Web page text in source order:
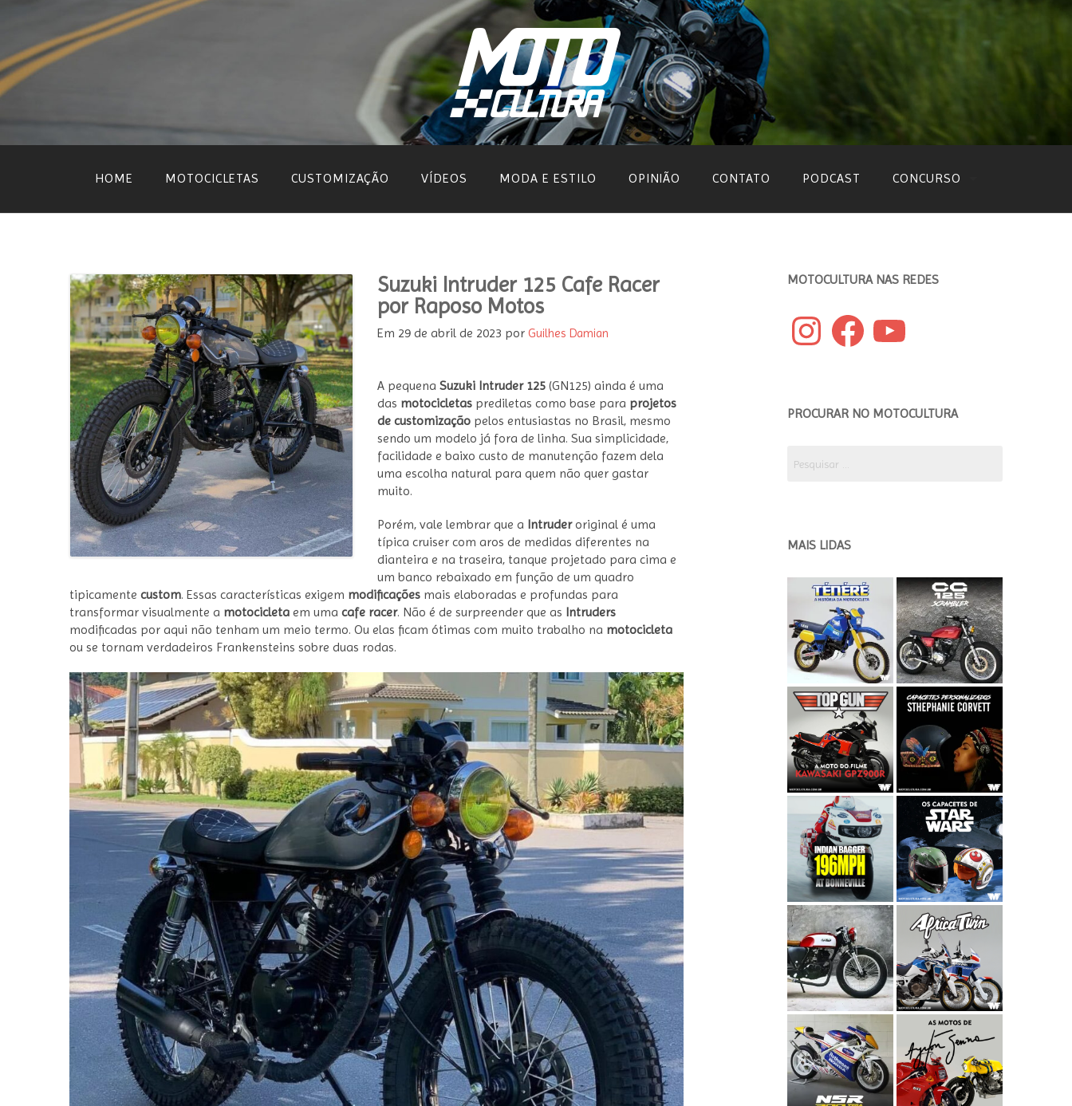
content
HOME MOTOCICLETAS CUSTOMIZAÇÃO VÍDEOS MODA E ESTILO OPINIÃO CONTATO PODCAST CONCURSO
EDIÇÃO 2019
Suzuki Intruder 125 Cafe Racer
por Raposo Motos
Em 29 de abril de 2023 por Guilhes Damian
A pequena Suzuki Intruder 125 (GN125) ainda é uma
das motocicletas prediletas como base para projetos
de customização pelos entusiastas no Brasil, mesmo
sendo um modelo já fora de linha. Sua simplicidade,
facilidade e baixo custo de manutenção fazem dela
uma escolha natural para quem não quer gastar
muito.
Porém, vale lembrar que a Intruderoriginal é uma
típica cruiser com aros de medidas diferentes na
dianteira e na traseira, tanque projetado para cima e
um banco rebaixado em função de um quadro
tipicamente custom. Essas características exigem modificações mais elaboradas e profundas para
transformar visualmente a motocicleta em uma cafe racer. Não é de surpreender que as Intruders
modificadas por aqui não tenham um meio termo. Ou elas ficam ótimas com muito trabalho na motocicleta
ou se tornam verdadeiros Frankensteins sobre duas rodas.
MOTOCULTURA NAS REDES
InstagramFacebookYouTube
PROCURAR NO MOTOCULTURA
por:
MAIS LIDAS